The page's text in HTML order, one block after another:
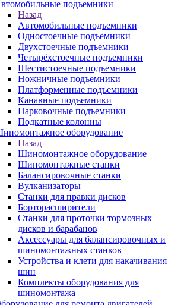
подъемники
Назад
Автомобильные подъемники
Одностоечные подъемники
Двухстоечные подъемники
Четырёхстоечные подъемники
Шестистоечные подъемники
Ножничные подъемники
Платформенные подъемники
Канавные подъемники
Парковочные подъемники
Подкатные колонны
оборудование
Назад
Шиномонтажное оборудование
Шиномонтажные станки
Балансировочные станки
Вулканизаторы
Станки для правки дисков
Борторасширители
Станки для проточки тормозных
дисков и барабанов
Аксессуары для балансировочных и
шиномонтажных станков
Устройства и клети для накачивания
шин
Комплекты оборудования для
шиномонтажа